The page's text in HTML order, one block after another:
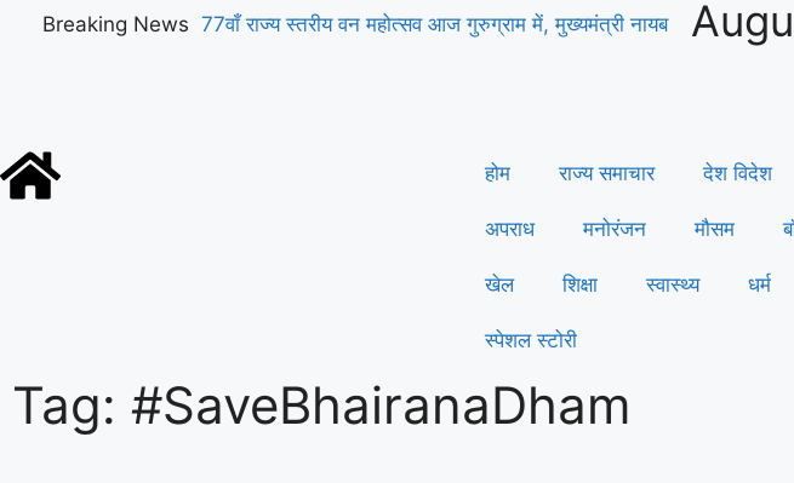
Breaking News 77वाँ राज्य स्तरीय वन महोत्सव आज गुरुग्राम में, मुख्यमंत्री नायब
होम राज्य समाचार देश विदेश
अपराध मनोरंजन मौसम
खेल शिक्षा स्वास्थ्य धर्म
स्पेशल स्टोरी
Tag: #SaveBhairanaDham